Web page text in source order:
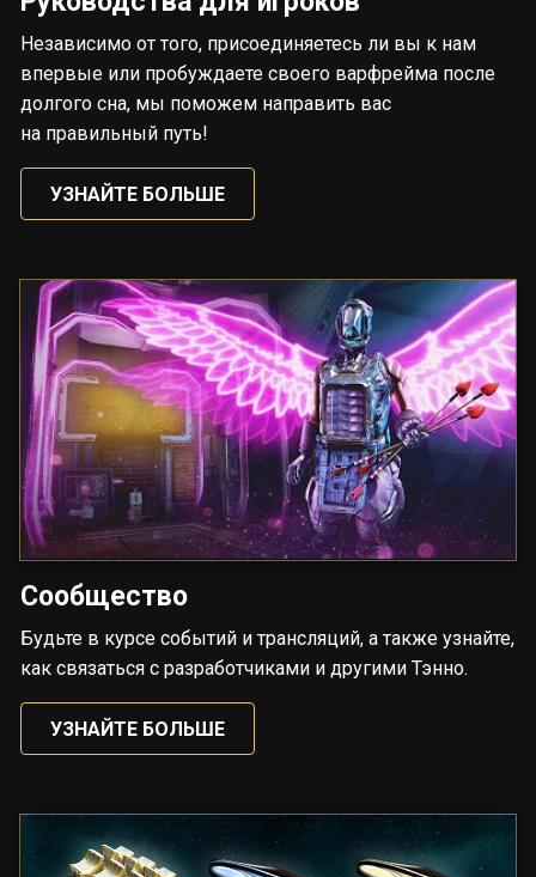
Независимо от того, присоединяетесь ли вы к нам
впервые или пробуждаете своего варфрейма после
долгого сна, мы поможем направить вас
на правильный путь!
УЗНАЙТЕ БОЛЬШЕ
Сообщество
Будьте в курсе событий и трансляций, а также узнайте,
как связаться с разработчиками и другими Тэнно.
УЗНАЙТЕ БОЛЬШЕ